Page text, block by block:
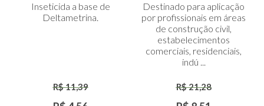
Carrinho
Inseticida a base de
Deltametrina.
R$ 11,39
ao
Carrinho
Destinado para aplicação
por profissionais em áreas
de construção civil,
estabelecimentos
comerciais, residenciais,
indú ...
R$ 21,28